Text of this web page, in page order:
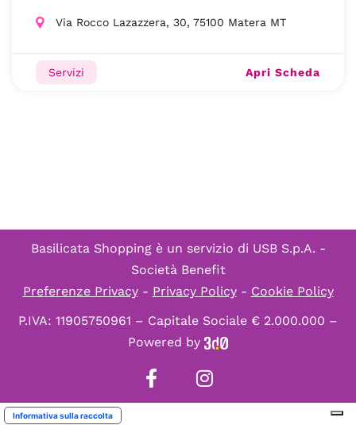
Via Rocco Lazazzera, 30, 75100 Matera MT
Servizi Apri Scheda
Basilicata Shopping è un servizio di USB S.p.A. -
Società Benefit
Preferenze Privacy- Privacy Policy- Cookie Policy
P.IVA: 11905750961 – Capitale Sociale € 2.000.000 –
Powered by
Informativa sulla raccolta